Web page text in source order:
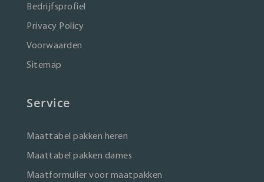
Bedrijfsprofiel
Privacy Policy
Voorwaarden
Sitemap
Service
Maattabel pakken heren
Maattabel pakken dames
Maatformulier voor maatpakken